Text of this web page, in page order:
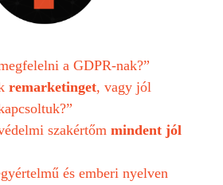
a GDPR-nak?”
remarketinget, vagy jól
szakértőm mindent jól
és emberi nyelven